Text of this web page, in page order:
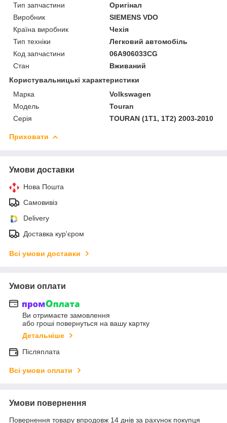
Тип запчастини
Оригінал
Виробник
SIEMENS VDO
Країна виробник
Чехія
Тип техніки
Легковий автомобіль
Код запчастини
06A906033CG
Стан
Вживаний
Користувальницькі характеристики
Марка
Volkswagen
Модель
Touran
Серія
TOURAN (1T1, 1T2) 2003-2010
Приховати
Умови доставки
Нова Пошта
Самовивіз
Delivery
Доставка кур'єром
Всі умови доставки
Умови оплати
Ви отримаєте замовлення
або гроші повернуться на вашу картку
Детальніше
Післяплата
Всі умови оплати
Умови повернення
Повернення товару впродовж 14 днів за рахунок покупця